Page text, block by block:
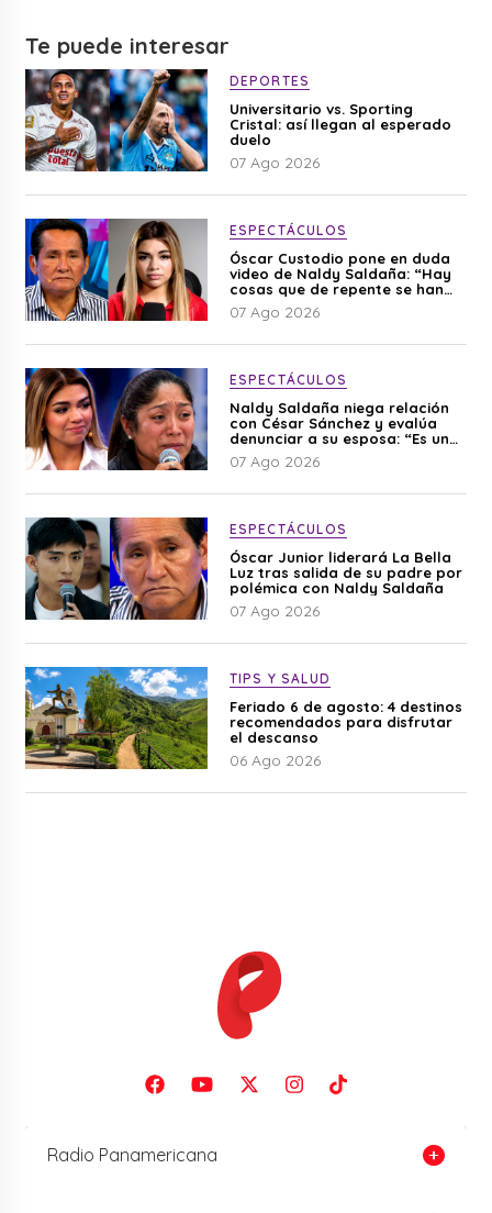
Te puede interesar
DEPORTES
Universitario vs. Sporting
Cristal: así llegan al esperado
duelo
07 Ago 2026
ESPECTÁCULOS
Óscar Custodio pone en duda
video de Naldy Saldaña: “Hay
cosas que de repente se han
editado”
07 Ago 2026
ESPECTÁCULOS
Naldy Saldaña niega relación
con César Sánchez y evalúa
denunciar a su esposa: “Es una
difamación”
07 Ago 2026
ESPECTÁCULOS
Óscar Junior liderará La Bella
Luz tras salida de su padre por
polémica con Naldy Saldaña
07 Ago 2026
TIPS Y SALUD
Feriado 6 de agosto: 4 destinos
recomendados para disfrutar
el descanso
06 Ago 2026
Radio Panamericana